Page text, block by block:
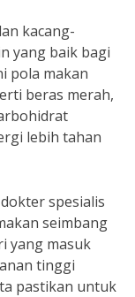
kacang-
yang baik bagi
pola makan
beras merah,
lebih tahan
spesialis
seimbang
yang masuk
tinggi
pastikan untuk